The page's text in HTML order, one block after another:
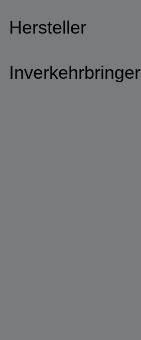
Hersteller
Inverkehrbringer